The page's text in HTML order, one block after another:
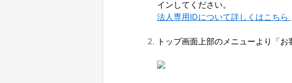
インしてください。
法人専用IDについて詳しくはこちら
トップ画面上部のメニューより「